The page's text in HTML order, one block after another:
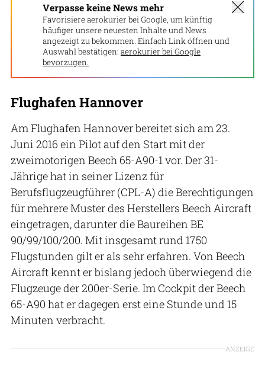
Verpasse keine News mehr
Favorisiere aerokurier bei Google, um künftig
häufiger unsere neuesten Inhalte und News
angezeigt zu bekommen. Einfach Link öffnen und
Auswahl bestätigen: aerokurier bei Google
bevorzugen.
Flughafen Hannover
Am Flughafen Hannover bereitet sich am 23.
Juni 2016 ein Pilot auf den Start mit der
zweimotorigen Beech 65-A90-1 vor. Der 31-
Jährige hat in seiner Lizenz für
Berufsflugzeugführer (CPL-A) die Berechtigungen
für mehrere Muster des Herstellers Beech Aircraft
eingetragen, darunter die Baureihen BE
90/99/100/200. Mit insgesamt rund 1750
Flugstunden gilt er als sehr erfahren. Von Beech
Aircraft kennt er bislang jedoch überwiegend die
Flugzeuge der 200er-Serie. Im Cockpit der Beech
65-A90 hat er dagegen erst eine Stunde und 15
Minuten verbracht.
ANZEIGE